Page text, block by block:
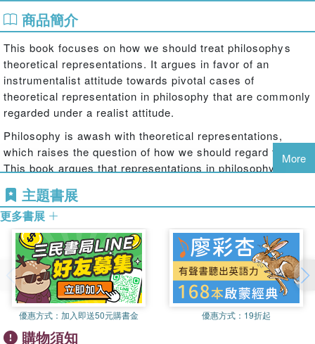
商品簡介
This book focuses on how we should treat philosophys
theoretical representations. It argues in favor of an
instrumentalist attitude towards pivotal cases of
theoretical representation in philosophy that are commonly
regarded under a realist attitude.
Philosophy is awash with theoretical representations,
which raises the question of how we should regard them.
This book argues that representations in philosophy
as individually disclosing the nature of what they
represent. Ori Simchen introduces the reader to the
general theme of representations in philosophy and our
attitudes towards them via case studies: numbers,
modality, and belief. He offers a framework for deciding
when a realist attitude towards a theoretical representation
is warranted and concludes that the representations
deployed in the case studies fail the proposed test. The
next part of the book illustrates the attractiveness of
More
主題書展
更多書展
優惠方式： 加入即送50元購書金 優惠方式： 19折起
購物須知